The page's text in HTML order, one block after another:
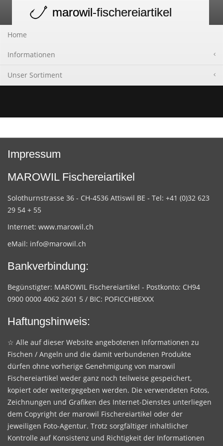
navigation
marowil-fischereiartikel
Home
Informationen
Unser Sortiment
Impressum
MAROWIL Fischereiartikel
Solothurnstrasse 36 - CH-4536 Attiswil BE - Tel: +41 (0)32 623
29 54 + 55
Internet: www.marowil.ch
eMail: info@marowil.ch
Bankverbindung:
Begünstigter: MAROWIL Fischereiartikel - Postkonto: CH94
0900 0000 4062 2601 5 / BIC: POFICCHBEXXX
Haftungshinweis:
☆ Alle auf dieser Website angebotenen Informationen zu
Fischen / Angeln und die damit verbundenen Produkte
dürfen ohne vorherige Genehmigung von marowil
Fischereiartikel weder ganz noch teilweise gespeichert,
kopiert oder weitergegeben werden. Die verwendeten Fotos,
Zeichnungen und Grafiken des Internet-Dienstes unterliegen
dem Copyright der marowil Fischereiartikel oder der
jeweiligen Foto-Agentur. Trotz sorgfältiger inhaltlicher
Kontrolle auf Konsistenz und Richtigkeit der Informationen